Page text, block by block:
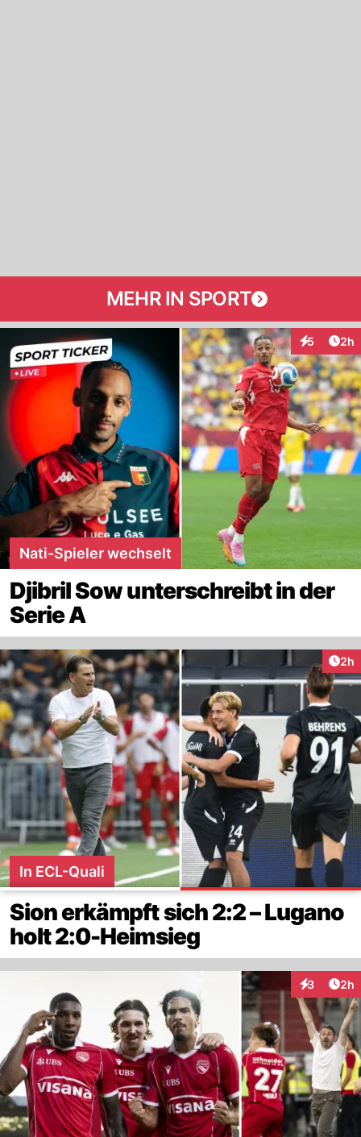
MEHR IN SPORT
5 2h
Nati-Spieler wechselt
Djibril Sow unterschreibt in der
Serie A
2h
In ECL-Quali
Sion erkämpft sich 2:2 – Lugano
holt 2:0-Heimsieg
3 2h